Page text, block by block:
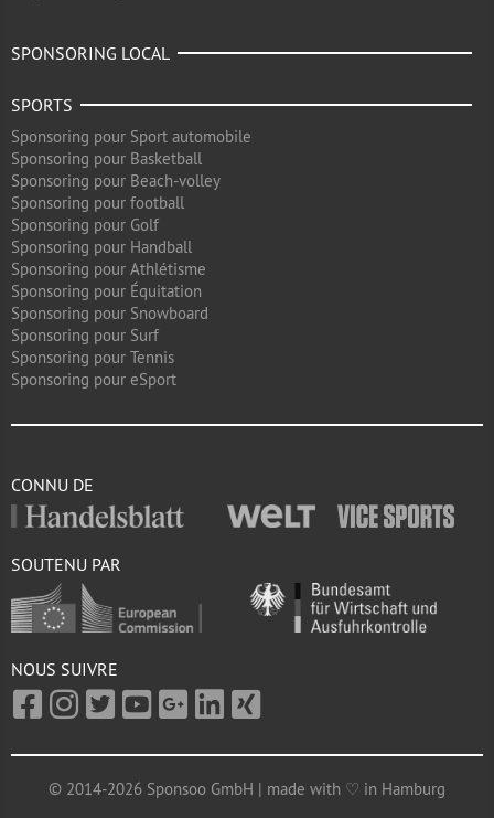
SPONSORING LOCAL
SPORTS
Sponsoring pour Sport automobile
Sponsoring pour Basketball
Sponsoring pour Beach-volley
Sponsoring pour football
Sponsoring pour Golf
Sponsoring pour Handball
Sponsoring pour Athlétisme
Sponsoring pour Équitation
Sponsoring pour Snowboard
Sponsoring pour Surf
Sponsoring pour Tennis
Sponsoring pour eSport
CONNU DE
SOUTENU PAR
NOUS SUIVRE
© 2014-2026 Sponsoo GmbH | made with ♡ in Hamburg